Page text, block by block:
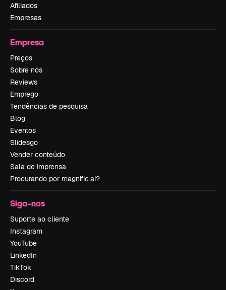
Afiliados
Empresas
Empresa
Preços
Sobre nós
Reviews
Emprego
Tendências de pesquisa
Blog
Eventos
Slidesgo
Vender conteúdo
Sala de imprensa
Procurando por magnific.ai?
Siga-nos
Suporte ao cliente
Instagram
YouTube
LinkedIn
TikTok
Discord